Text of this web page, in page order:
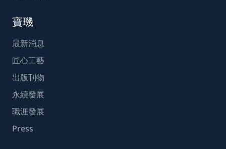
寶璣
最新消息
匠心工藝
出版刊物
永續發展
職涯發展
Press